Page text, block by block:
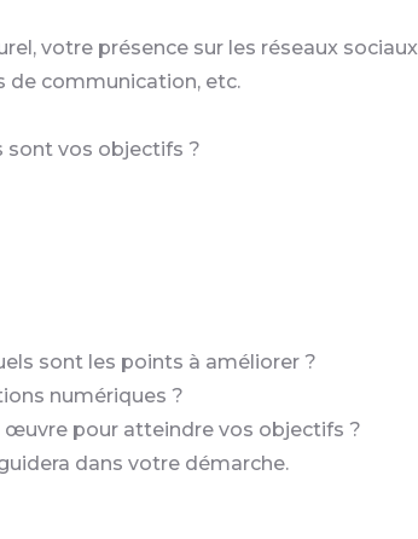
votre présence sur les réseaux
de communication, etc.
sont vos objectifs ?
sont les points à améliorer ?
numériques ?
pour atteindre vos objectifs ?
dans votre démarche.